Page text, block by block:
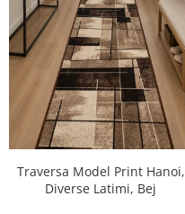
Traversa Model Print Hanoi,
Diverse Latimi, Bej